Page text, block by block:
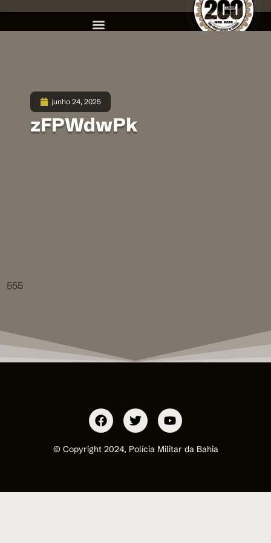
junho 24, 2025
zFPWdwPk
555
© Copyright 2024, Polícia Militar da Bahia